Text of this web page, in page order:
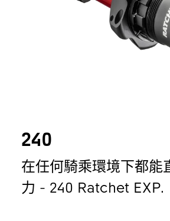
240
在任何騎乘環境下都能
力 - 240 Ratchet EXP.